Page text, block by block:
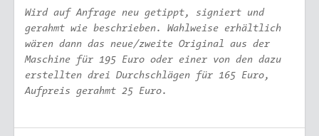
Wird auf Anfrage neu getippt, signiert und
gerahmt wie beschrieben. Wahlweise erhältlich
wären dann das neue/zweite Original aus der
Maschine für 195 Euro oder einer von den dazu
erstellten drei Durchschlägen für 165 Euro,
Aufpreis gerahmt 25 Euro.